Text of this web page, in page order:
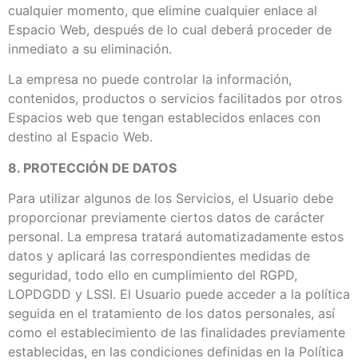
cualquier momento, que elimine cualquier enlace al
Espacio Web, después de lo cual deberá proceder de
inmediato a su eliminación.
La empresa no puede controlar la información,
contenidos, productos o servicios facilitados por otros
Espacios web que tengan establecidos enlaces con
destino al Espacio Web.
8. PROTECCIÓN DE DATOS
Para utilizar algunos de los Servicios, el Usuario debe
proporcionar previamente ciertos datos de carácter
personal. La empresa tratará automatizadamente estos
datos y aplicará las correspondientes medidas de
seguridad, todo ello en cumplimiento del RGPD,
LOPDGDD y LSSI. El Usuario puede acceder a la política
seguida en el tratamiento de los datos personales, así
como el establecimiento de las finalidades previamente
establecidas, en las condiciones definidas en la Política